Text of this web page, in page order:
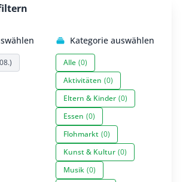
Kategorie auswählen
Alle (0)
Aktivitäten (0)
Eltern & Kinder (0)
Essen (0)
Flohmarkt (0)
Kunst & Kultur (0)
Musik (0)